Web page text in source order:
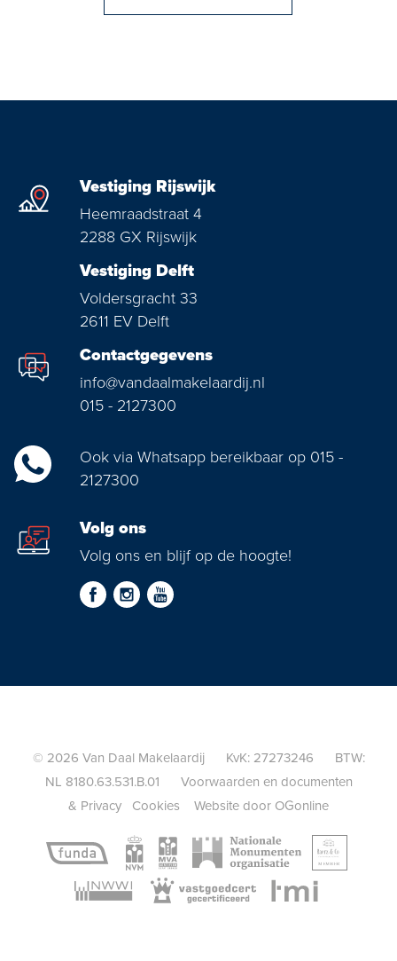
Vestiging Rijswijk
Heemraadstraat 4
2288 GX Rijswijk
Vestiging Delft
Voldersgracht 33
2611 EV Delft
Contactgegevens
info@vandaalmakelaardij.nl
015 - 2127300
Ook via Whatsapp bereikbaar op 015 -
2127300
Volg ons
Volg ons en blijf op de hoogte!
© 2026 Van Daal Makelaardij KvK: 27273246 BTW:
NL 8180.63.531.B.01 Voorwaarden en documenten
& Privacy Cookies Website door OGonline